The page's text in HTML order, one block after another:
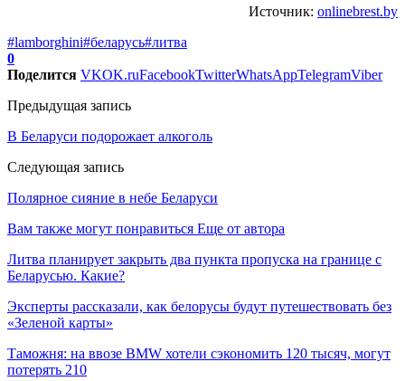
Источник: onlinebrest.by
#lamborghini#беларусь#литва
0
Поделится VKOK.ruFacebookTwitterWhatsAppTelegramViber
Предыдущая запись
В Беларуси подорожает алкоголь
Следующая запись
Полярное сияние в небе Беларуси
Вам также могут понравиться Еще от автора
Литва планирует закрыть два пункта пропуска на границе с
Беларусью. Какие?
Эксперты рассказали, как белорусы будут путешествовать без
«Зеленой карты»
Таможня: на ввозе BMW хотели сэкономить 120 тысяч, могут
потерять 210